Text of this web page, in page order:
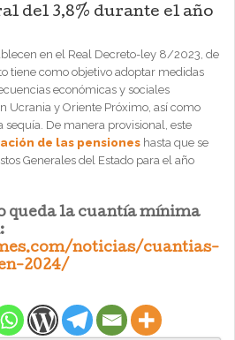
del 3,8% durante el año
en el Real Decreto-ley 8/2023, de
tiene como objetivo adoptar medidas
económicas y sociales
Ucrania y Oriente Próximo, así como
sequía. De manera provisional, este
de las pensiones hasta que se
Generales del Estado para el año
queda la cuantía mínima
noticias/cuantias-
2024/